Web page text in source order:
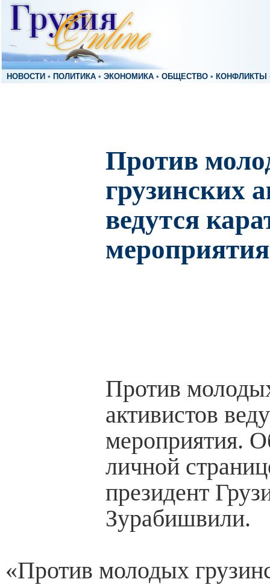
НОВОСТИ • ПОЛИТИКА • ЭКОНОМИКА • ОБЩЕСТВО • КОНФЛИКТЫ
Против
грузинских
ведутся
Против
активистов
мероприятия.
личной
президент
Зурабишвили.
«Против молодых